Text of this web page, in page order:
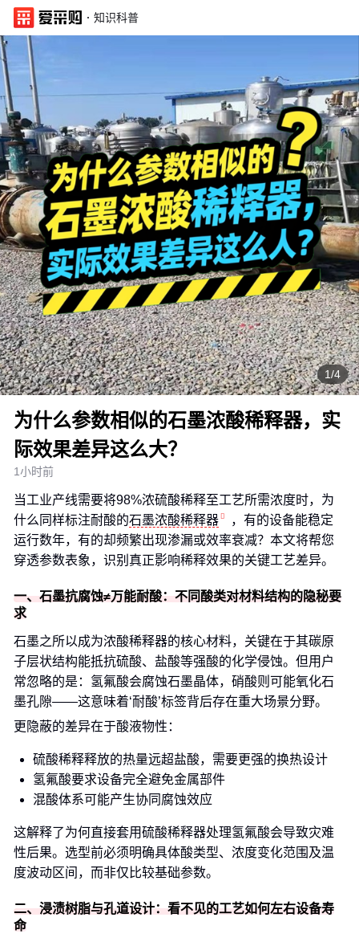
· 知识科普
1/4
为什么参数相似的石墨浓酸稀释器，实
际效果差异这么大？
1小时前
当工业产线需要将98%浓硫酸稀释至工艺所需浓度时，为
什么同样标注耐酸的石墨浓酸稀释器
，有的设备能稳定
运行数年，有的却频繁出现渗漏或效率衰减？本文将帮您
穿透参数表象，识别真正影响稀释效果的关键工艺差异。
一、石墨抗腐蚀≠万能耐酸：不同酸类对材料结构的隐秘要
求
石墨之所以成为浓酸稀释器的核心材料，关键在于其碳原
子层状结构能抵抗硫酸、盐酸等强酸的化学侵蚀。但用户
常忽略的是：氢氟酸会腐蚀石墨晶体，硝酸则可能氧化石
墨孔隙——这意味着‘耐酸’标签背后存在重大场景分野。
更隐蔽的差异在于酸液物性：
硫酸稀释释放的热量远超盐酸，需要更强的换热设计
氢氟酸要求设备完全避免金属部件
混酸体系可能产生协同腐蚀效应
这解释了为何直接套用硫酸稀释器处理氢氟酸会导致灾难
性后果。选型前必须明确具体酸类型、浓度变化范围及温
度波动区间，而非仅比较基础参数。
二、浸渍树脂与孔道设计：看不见的工艺如何左右设备寿
命